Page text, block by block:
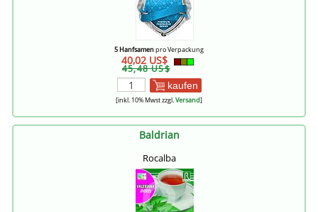
5 Hanfsamenpro Verpackung
40,02 US$
45,48 US$
kaufen
[inkl. 10% Mwst zzgl.Versand]
Baldrian
Rocalba